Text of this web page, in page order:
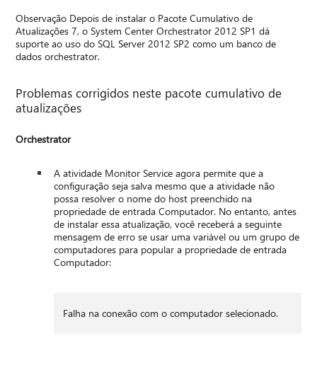
Observação Depois de instalar o Pacote Cumulativo de
Atualizações 7, o System Center Orchestrator 2012 SP1 dá
suporte ao uso do SQL Server 2012 SP2 como um banco de
dados orchestrator.
Problemas corrigidos neste pacote cumulativo de
atualizações
Orchestrator
A atividade Monitor Service agora permite que a
configuração seja salva mesmo que a atividade não
possa resolver o nome do host preenchido na
propriedade de entrada Computador. No entanto, antes
de instalar essa atualização, você receberá a seguinte
mensagem de erro se usar uma variável ou um grupo de
computadores para popular a propriedade de entrada
Computador:
Falha na conexão com o computador selecionado.